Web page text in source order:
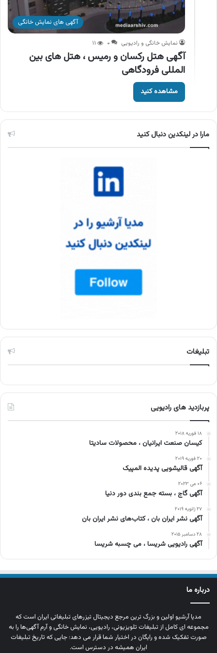
آگهی های نمایش خانگی
نمایش خانگی و رادیویی ۰ ۱۱
آگهی هتل رکسان و رمیس ، هتل های بین
المللی فرودگاهی
مشاهده کنید
مارا در لینکدین دنبال کنید
تبلیغات
پربازدید های رادیویی
۱۸ فوریه ۲۰۱۸
کیسان صنعت ایرانیان ، محصولات سادیتا
۲۰ فوریه ۲۰۱۹
آگهی قالیشویی پدیده المپیک
۰۶ می ۲۰۲۳
آگهی گاج ، بسته جمع بندی دور دنیا
۲۷ ژانویه ۲۰۱۹
آگهی نشر ايران بان ، کتاب‌های نشر ایران بان
۲۸ دسامبر ۲۰۱۵
آگهی رادیویی شریسا ، می چسبه شریسا
درباره ما
مدیا آرشیو اولین و بزرگ‌ ترین مرجع دیجیتال تیزرهای تبلیغاتی ایران است که
مجموعه‌ ای کامل از تبلیغات تلویزیونی، رادیویی، نمایش خانگی و آرم‌ آگهی‌ها را به‌
صورت تفکیک‌ شده و رایگان در اختیار شما قرار می‌ دهد؛ جایی که تاریخ تبلیغات
ایران همیشه در دسترس است.